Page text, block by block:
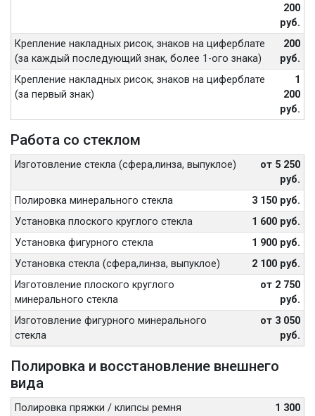
200
руб.
Крепление накладных рисок, знаков на циферблате
(за каждый последующий знак, более 1-ого знака)
200
руб.
Крепление накладных рисок, знаков на циферблате
(за первый знак)
1
200
руб.
Работа со стеклом
Изготовление стекла (сфера,линза, выпуклое)
от 5 250
руб.
Полировка минерального стекла
3 150 руб.
Установка плоского круглого стекла
1 600 руб.
Установка фигурного стекла
1 900 руб.
Установка стекла (сфера,линза, выпуклое)
2 100 руб.
Изготовление плоского круглого
минерального стекла
от 2 750
руб.
Изготовление фигурного минерального
стекла
от 3 050
руб.
Полировка и восстановление внешнего
вида
Полировка пряжки / клипсы ремня
1 300